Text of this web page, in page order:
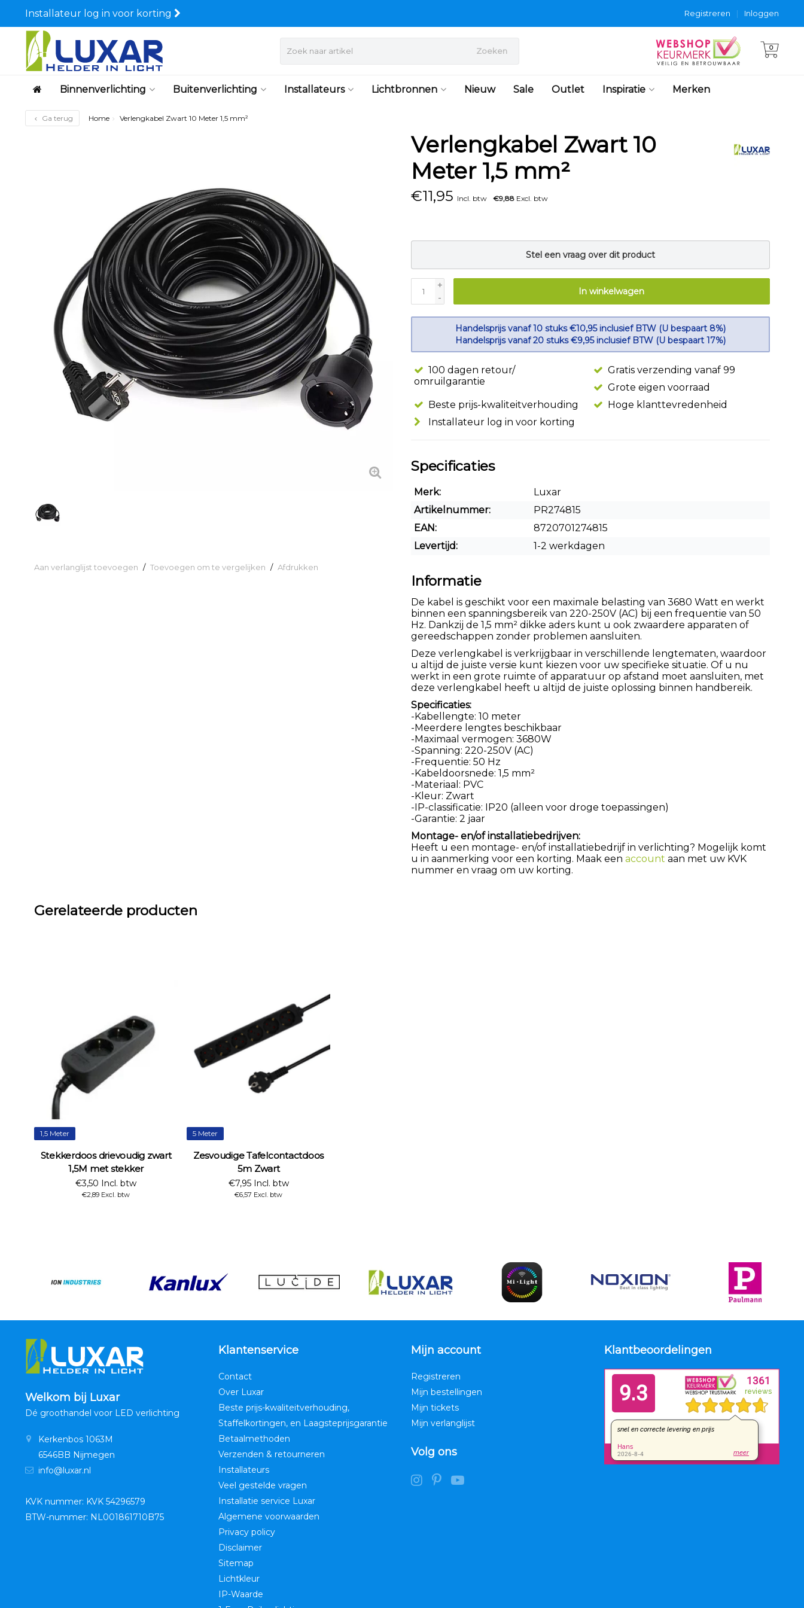
Installateur log in voor korting Inloggen
|
Registreren
Zoeken 0
Binnenverlichting Buitenverlichting Installateurs Lichtbronnen Nieuw Sale Outlet Inspiratie Merken
Ga terug Home Verlengkabel Zwart 10 Meter 1,5 mm²
Aan verlanglijst toevoegen / Toevoegen om te vergelijken / Afdrukken
Verlengkabel Zwart 10
Meter 1,5 mm²
€11,95 Incl. btw €9,88 Excl. btw
Stel een vraag over dit product
+
-
In winkelwagen
Handelsprijs vanaf 10 stuks €10,95 inclusief BTW (U bespaart 8%)
Handelsprijs vanaf 20 stuks €9,95 inclusief BTW (U bespaart 17%)
100 dagen retour/
omruilgarantie
Gratis verzending vanaf 99
Grote eigen voorraad
Beste prijs-kwaliteitverhouding
Hoge klanttevredenheid
Installateur log in voor korting
Specificaties
Merk:
Luxar
Artikelnummer:
PR274815
EAN:
8720701274815
Levertijd:
1-2 werkdagen
Informatie
De kabel is geschikt voor een maximale belasting van 3680 Watt en werkt
binnen een spanningsbereik van 220-250V (AC) bij een frequentie van 50
Hz. Dankzij de 1,5 mm² dikke aders kunt u ook zwaardere apparaten of
gereedschappen zonder problemen aansluiten.
Deze verlengkabel is verkrijgbaar in verschillende lengtematen, waardoor
u altijd de juiste versie kunt kiezen voor uw specifieke situatie. Of u nu
werkt in een grote ruimte of apparatuur op afstand moet aansluiten, met
deze verlengkabel heeft u altijd de juiste oplossing binnen handbereik.
Specificaties:
-Kabellengte: 10 meter
-Meerdere lengtes beschikbaar
-Maximaal vermogen: 3680W
-Spanning: 220-250V (AC)
-Frequentie: 50 Hz
-Kabeldoorsnede: 1,5 mm²
-Materiaal: PVC
-Kleur: Zwart
-IP-classificatie: IP20 (alleen voor droge toepassingen)
-Garantie: 2 jaar
Montage- en/of installatiebedrijven:
Heeft u een montage- en/of installatiebedrijf in verlichting? Mogelijk komt
u in aanmerking voor een korting. Maak een account aan met uw KVK
nummer en vraag om uw korting.
Gerelateerde producten
1,5 Meter
Stekkerdoos drievoudig zwart
1,5M met stekker
€3,50 Incl. btw
€2,89 Excl. btw
5 Meter
Zesvoudige Tafelcontactdoos
5m Zwart
€7,95 Incl. btw
€6,57 Excl. btw
Welkom bij Luxar
Dé groothandel voor LED verlichting
Kerkenbos 1063M
6546BB Nijmegen
info@luxar.nl
KVK nummer: KVK 54296579
BTW-nummer: NL001861710B75
Klantenservice
Contact
Over Luxar
Beste prijs-kwaliteitverhouding,
Staffelkortingen, en Laagsteprijsgarantie
Betaalmethoden
Verzenden & retourneren
Installateurs
Veel gestelde vragen
Installatie service Luxar
Algemene voorwaarden
Privacy policy
Disclaimer
Sitemap
Lichtkleur
IP-Waarde
Mijn account
Registreren
Mijn bestellingen
Mijn tickets
Mijn verlanglijst
Volg ons
Klantbeoordelingen